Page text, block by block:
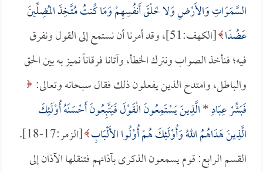
السَّمَوَاتِ وَالأَرْضِ وَلا خَلْقَ أَنفُسِهِمْ وَمَا كُنتُ مُتَّخِذَ المُضِلِّينَ
عَضُدًا
[الكهف:51]، وقد أمرنا أن نستمع إلى القول ونفرق
فيه؛ فنأخذ الصواب ونترك الخطأ، وآتانا فرقاناً نميز به بين الحق
والباطل، وامتدح الذين يفعلون ذلك فقال سبحانه وتعالى:
فَبَشِّرْ عِبَادِ*الَّذِينَ يَسْتَمِعُونَ الْقَوْلَ فَيَتَّبِعُونَ أَحْسَنَهُ أُوْلَئِكَ
الَّذِينَ هَدَاهُمُ اللهُ وَأُوْلَئِكَ هُمْ أُوْلُوا الأَلْبَابِ [الزمر:17-18].
القسم الرابع: قوم يسمعون الذكرى بآذانهم فتنقلها الآذان إلى